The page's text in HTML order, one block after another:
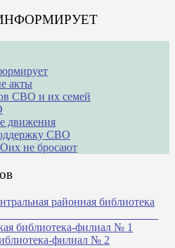
акты
СВО и их семей
движения
СВО
не бросают
районная библиотека
библиотека-филиал № 1
филиал № 2